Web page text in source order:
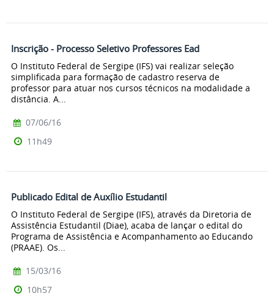
Inscrição - Processo Seletivo Professores Ead
O Instituto Federal de Sergipe (IFS) vai realizar seleção
simplificada para formação de cadastro reserva de
professor para atuar nos cursos técnicos na modalidade a
distância. A...
07/06/16
11h49
Publicado Edital de Auxílio Estudantil
O Instituto Federal de Sergipe (IFS), através da Diretoria de
Assistência Estudantil (Diae), acaba de lançar o edital do
Programa de Assistência e Acompanhamento ao Educando
(PRAAE). Os...
15/03/16
10h57